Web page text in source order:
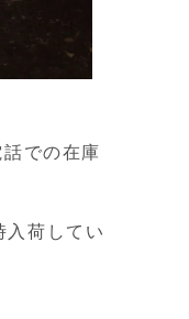
での在庫
入荷してい